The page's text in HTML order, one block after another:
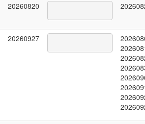
20260820
20260927